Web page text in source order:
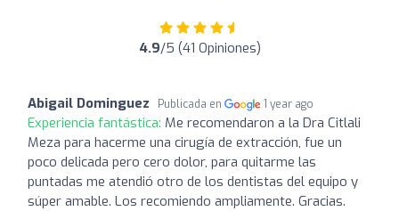
4.9/5 (41 Opiniones)
Abigail Dominguez Publicada en 1 year ago
Experiencia fantástica: Me recomendaron a la Dra Citlali
Meza para hacerme una cirugía de extracción, fue un
poco delicada pero cero dolor, para quitarme las
puntadas me atendió otro de los dentistas del equipo y
súper amable. Los recomiendo ampliamente. Gracias.